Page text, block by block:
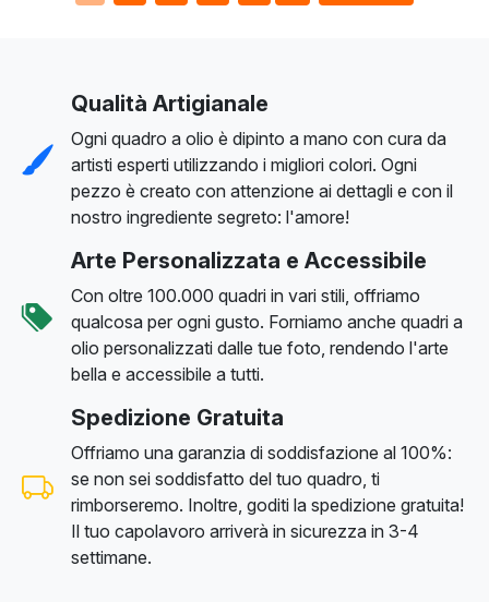
Qualità Artigianale
Ogni quadro a olio è dipinto a mano con cura da
artisti esperti utilizzando i migliori colori. Ogni
pezzo è creato con attenzione ai dettagli e con il
nostro ingrediente segreto: l'amore!
Arte Personalizzata e Accessibile
Con oltre 100.000 quadri in vari stili, offriamo
qualcosa per ogni gusto. Forniamo anche quadri a
olio personalizzati dalle tue foto, rendendo l'arte
bella e accessibile a tutti.
Spedizione Gratuita
Offriamo una garanzia di soddisfazione al 100%:
se non sei soddisfatto del tuo quadro, ti
rimborseremo. Inoltre, goditi la spedizione gratuita!
Il tuo capolavoro arriverà in sicurezza in 3-4
settimane.